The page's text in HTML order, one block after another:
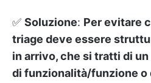
✅ Soluzione: Per evitare
triage deve essere
in arrivo, che si tratti di
di funzionalità/funzione o